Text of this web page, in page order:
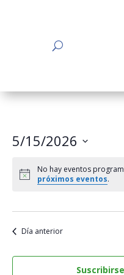
5/15/2026
fecha.
No hay eventos
próximos eventos.
Día anterior